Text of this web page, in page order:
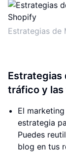
Estrategias de
Estrategias
tráfico y las
El
estrategia
Puedes
blog en tus